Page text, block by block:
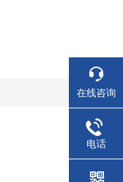
在线咨询
电话